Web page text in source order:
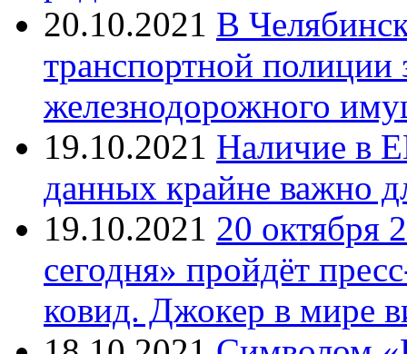
20.10.2021 В
транспортной
железнодорожного
19.10.2021 Наличие в
данных крайне важно
19.10.2021 20 октября
сегодня» пройдёт
ковид. Джокер в мире